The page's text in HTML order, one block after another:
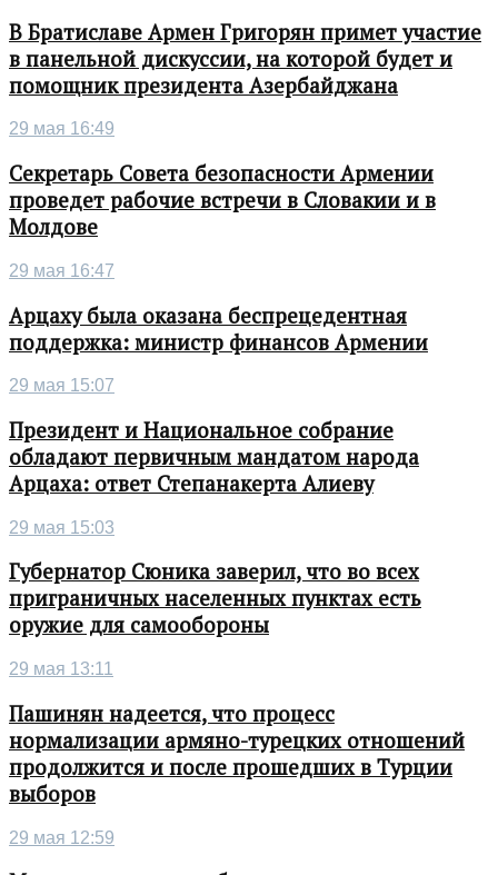
В Братиславе Армен Григорян примет участие
в панельной дискуссии, на которой будет и
помощник президента Азербайджана
29 мая 16:49
Секретарь Совета безопасности Армении
проведет рабочие встречи в Словакии и в
Молдове
29 мая 16:47
Арцаху была оказана беспрецедентная
поддержка: министр финансов Армении
29 мая 15:07
Президент и Национальное собрание
обладают первичным мандатом народа
Арцаха: ответ Степанакерта Алиеву
29 мая 15:03
Губернатор Сюника заверил, что во всех
приграничных населенных пунктах есть
оружие для самообороны
29 мая 13:11
Пашинян надеется, что процесс
нормализации армяно-турецких отношений
продолжится и после прошедших в Турции
выборов
29 мая 12:59